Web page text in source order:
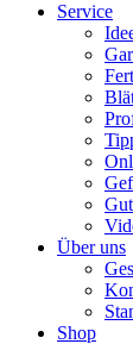
Service
Über uns
Shop